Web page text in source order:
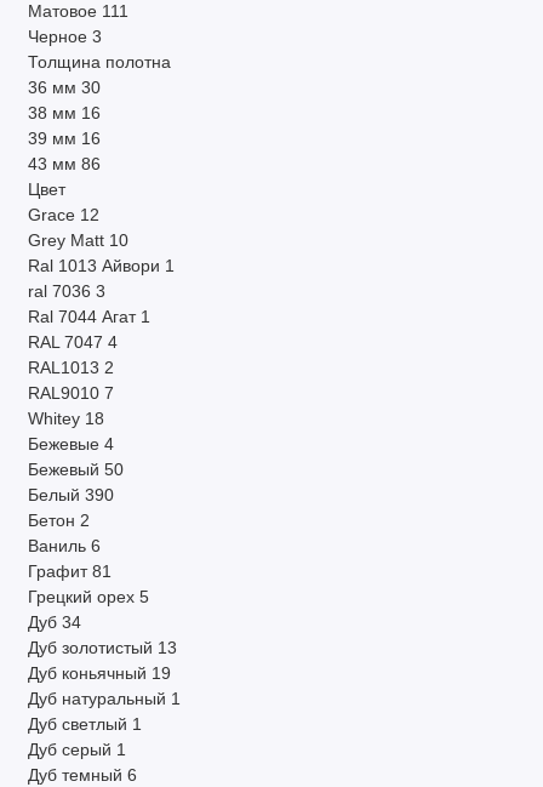
Матовое 111
Черное 3
Толщина полотна
36 мм 30
38 мм 16
39 мм 16
43 мм 86
Цвет
Grace 12
Grey Matt 10
Ral 1013 Айвори 1
ral 7036 3
Ral 7044 Агат 1
RAL 7047 4
RAL1013 2
RAL9010 7
Whitey 18
Бежевые 4
Бежевый 50
Белый 390
Бетон 2
Ваниль 6
Графит 81
Грецкий орех 5
Дуб 34
Дуб золотистый 13
Дуб коньячный 19
Дуб натуральный 1
Дуб светлый 1
Дуб серый 1
Дуб темный 6